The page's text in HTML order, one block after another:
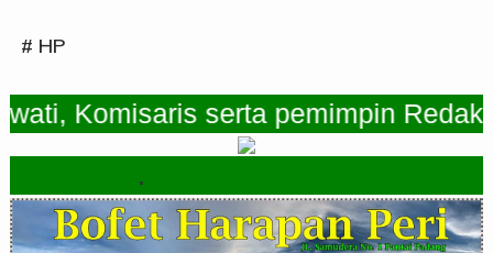
# HP
Komisaris serta pemimpin Redaksi